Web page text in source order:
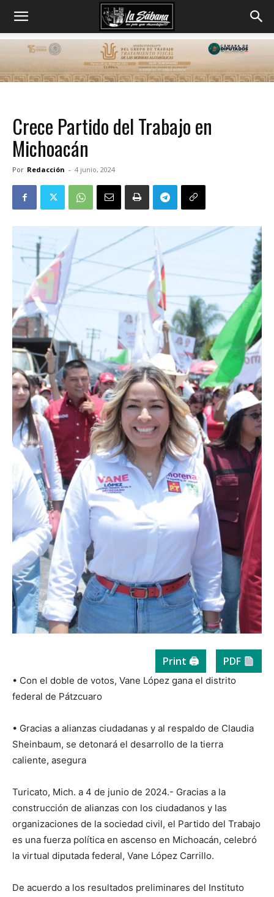
Crece Partido del Trabajo en
Michoacán
Por Redacción - 4 junio, 2024
Print 🖨 PDF
• Con el doble de votos, Vane López gana el distrito
federal de Pátzcuaro
• Gracias a alianzas ciudadanas y al respaldo de Claudia
Sheinbaum, se detonará el desarrollo de la tierra
caliente, asegura
Turicato, Mich. a 4 de junio de 2024.- Gracias a la
construcción de alianzas con los ciudadanos y las
organizaciones de la sociedad civil, el Partido del Trabajo
es una fuerza política en ascenso en Michoacán, celebró
la virtual diputada federal, Vane López Carrillo.
De acuerdo a los resultados preliminares del Instituto